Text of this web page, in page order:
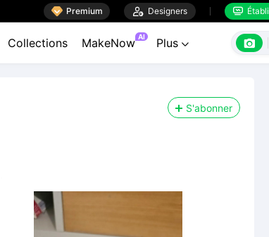
 Premium  Designers  Établi
Collections MakeNow AI Plus  
S'abonner